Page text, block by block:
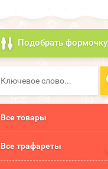
Подобрать формочку
Все товары
Все трафареты